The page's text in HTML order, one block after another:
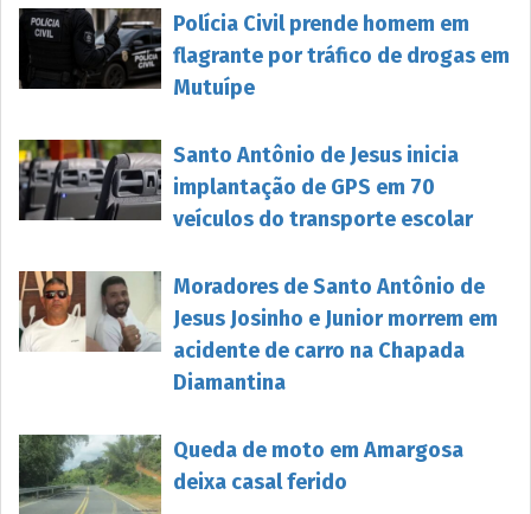
Polícia Civil prende homem em
flagrante por tráfico de drogas em
Mutuípe
Santo Antônio de Jesus inicia
implantação de GPS em 70
veículos do transporte escolar
Moradores de Santo Antônio de
Jesus Josinho e Junior morrem em
acidente de carro na Chapada
Diamantina
Queda de moto em Amargosa
deixa casal ferido